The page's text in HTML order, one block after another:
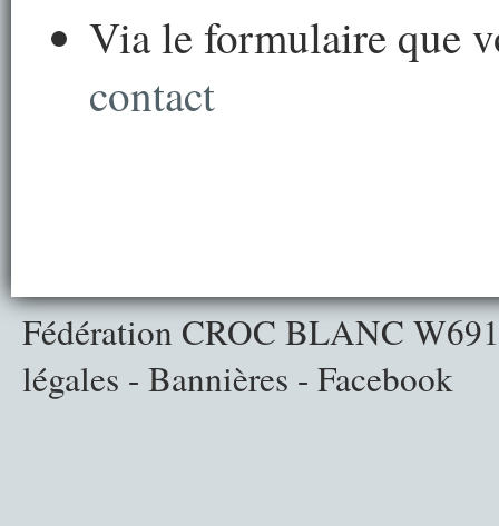
Via le formulaire que
contact
Fédération CROC BLANC
légales - Bannières - Facebook